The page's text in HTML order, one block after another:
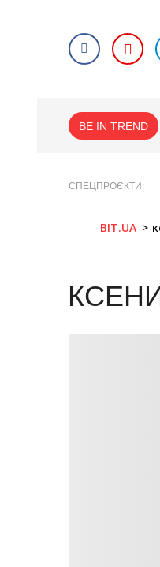
BE IN TREND
СПЕЦПРОЄКТИ
BIT.UA